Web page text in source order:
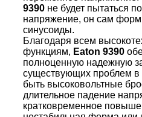
9390 не будет пытаться
напряжение, он сам
синусоиды.
Благодаря всем
функциям, Eaton 9390
полноценную надежную
существующих проблем в
быть высоковольтные
длительное падение
кратковременное